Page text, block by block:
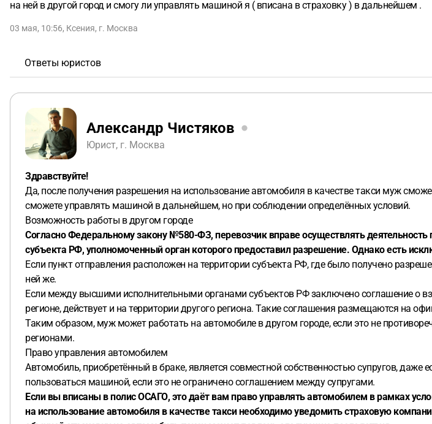
на ней в другой город и смогу ли управлять машиной я ( вписана в страховку ) в дальнейшем .
03 мая, 10:56, Ксения, г. Москва
Ответы юристов
Александр Чистяков
Юрист, г. Москва
Здравствуйте!
Да, после получения разрешения на использование автомобиля в качестве такси муж
сможете управлять машиной в дальнейшем, но при соблюдении определённых условий.
Возможность работы в другом городе
Согласно Федеральному закону №580-ФЗ, перевозчик вправе осуществлять
субъекта РФ, уполномоченный орган которого предоставил разрешение. Однако есть
Если пункт отправления расположен на территории субъекта РФ, где было получено
ней же.
Если между высшими исполнительными органами субъектов РФ заключено соглашение о
регионе, действует и на территории другого региона. Такие соглашения размещаются на
Таким образом, муж может работать на автомобиле в другом городе, если это не
регионами.
Право управления автомобилем
Автомобиль, приобретённый в браке, является совместной собственностью супругов, даже
пользоваться машиной, если это не ограничено соглашением между супругами.
Если вы вписаны в полис ОСАГО, это даёт вам право управлять автомобилем в рамках
на использование автомобиля в качестве такси необходимо уведомить страховую